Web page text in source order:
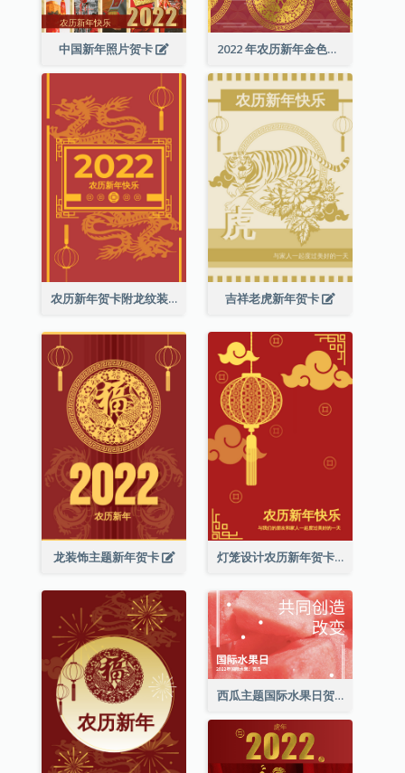
中国新年照片贺卡 2022 年农历新年金色贺卡
农历新年贺卡附龙纹装饰 吉祥老虎新年贺卡
龙装饰主题新年贺卡 灯笼设计农历新年贺卡
西瓜主题国际水果日贺卡